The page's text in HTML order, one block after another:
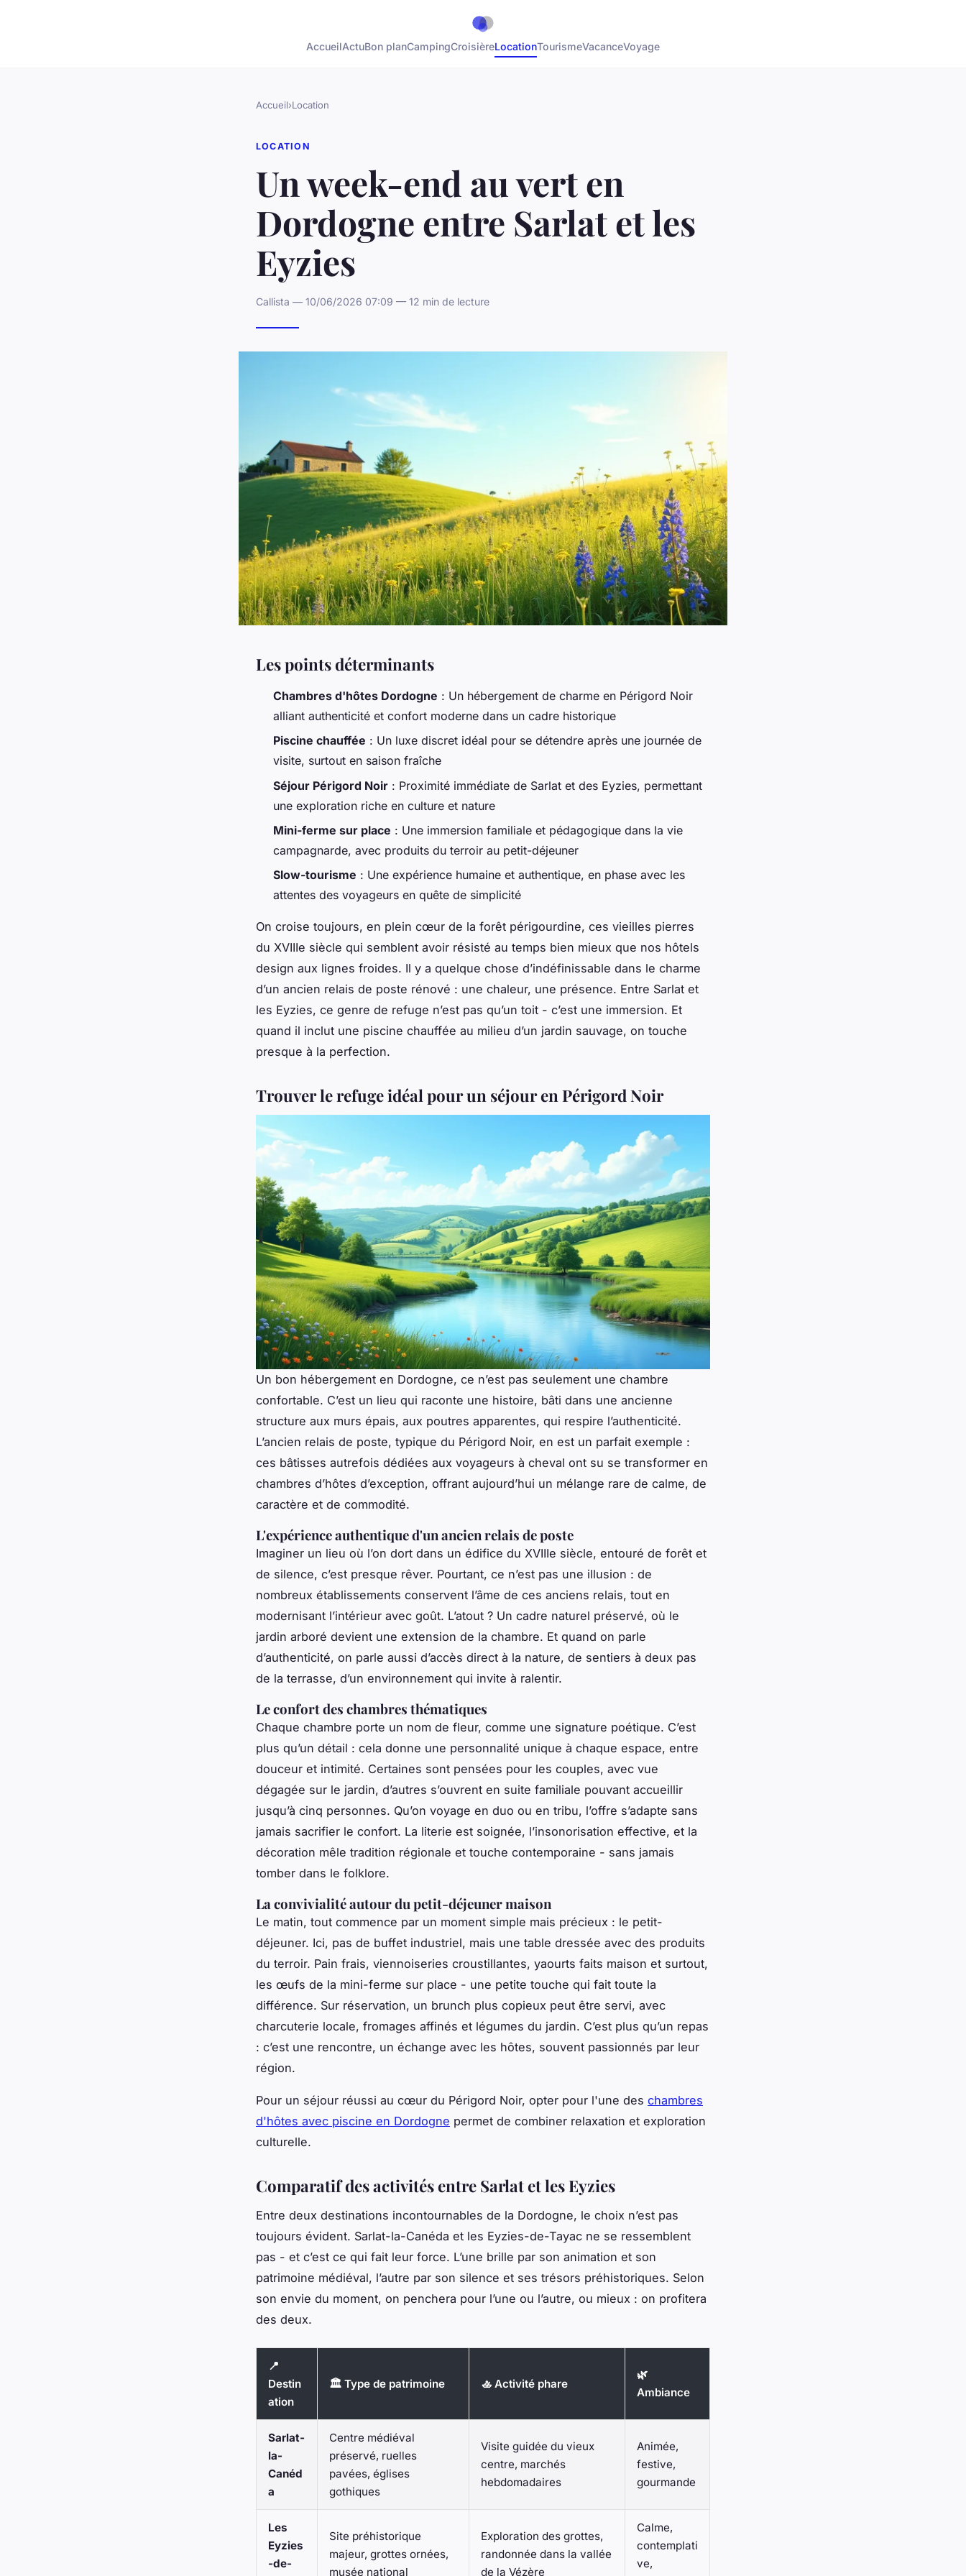
AccueilActuBon planCampingCroisièreLocationTourismeVacanceVoyage
Accueil›Location
LOCATION
Un week-end au vert en
Dordogne entre Sarlat et les
Eyzies
Callista — 10/06/2026 07:09 — 12 min de lecture
Les points déterminants
Chambres d'hôtes Dordogne : Un hébergement de charme en Périgord Noir
alliant authenticité et confort moderne dans un cadre historique
Piscine chauffée : Un luxe discret idéal pour se détendre après une journée de
visite, surtout en saison fraîche
Séjour Périgord Noir : Proximité immédiate de Sarlat et des Eyzies, permettant
une exploration riche en culture et nature
Mini-ferme sur place : Une immersion familiale et pédagogique dans la vie
campagnarde, avec produits du terroir au petit-déjeuner
Slow-tourisme : Une expérience humaine et authentique, en phase avec les
attentes des voyageurs en quête de simplicité
On croise toujours, en plein cœur de la forêt périgourdine, ces vieilles pierres
du XVIIIe siècle qui semblent avoir résisté au temps bien mieux que nos hôtels
design aux lignes froides. Il y a quelque chose d’indéfinissable dans le charme
d’un ancien relais de poste rénové : une chaleur, une présence. Entre Sarlat et
les Eyzies, ce genre de refuge n’est pas qu’un toit - c’est une immersion. Et
quand il inclut une piscine chauffée au milieu d’un jardin sauvage, on touche
presque à la perfection.
Trouver le refuge idéal pour un séjour en Périgord Noir
Un bon hébergement en Dordogne, ce n’est pas seulement une chambre
confortable. C’est un lieu qui raconte une histoire, bâti dans une ancienne
structure aux murs épais, aux poutres apparentes, qui respire l’authenticité.
L’ancien relais de poste, typique du Périgord Noir, en est un parfait exemple :
ces bâtisses autrefois dédiées aux voyageurs à cheval ont su se transformer en
chambres d’hôtes d’exception, offrant aujourd’hui un mélange rare de calme, de
caractère et de commodité.
L'expérience authentique d'un ancien relais de poste
Imaginer un lieu où l’on dort dans un édifice du XVIIIe siècle, entouré de forêt et
de silence, c’est presque rêver. Pourtant, ce n’est pas une illusion : de
nombreux établissements conservent l’âme de ces anciens relais, tout en
modernisant l’intérieur avec goût. L’atout ? Un cadre naturel préservé, où le
jardin arboré devient une extension de la chambre. Et quand on parle
d’authenticité, on parle aussi d’accès direct à la nature, de sentiers à deux pas
de la terrasse, d’un environnement qui invite à ralentir.
Le confort des chambres thématiques
Chaque chambre porte un nom de fleur, comme une signature poétique. C’est
plus qu’un détail : cela donne une personnalité unique à chaque espace, entre
douceur et intimité. Certaines sont pensées pour les couples, avec vue
dégagée sur le jardin, d’autres s’ouvrent en suite familiale pouvant accueillir
jusqu’à cinq personnes. Qu’on voyage en duo ou en tribu, l’offre s’adapte sans
jamais sacrifier le confort. La literie est soignée, l’insonorisation effective, et la
décoration mêle tradition régionale et touche contemporaine - sans jamais
tomber dans le folklore.
La convivialité autour du petit-déjeuner maison
Le matin, tout commence par un moment simple mais précieux : le petit-
déjeuner. Ici, pas de buffet industriel, mais une table dressée avec des produits
du terroir. Pain frais, viennoiseries croustillantes, yaourts faits maison et surtout,
les œufs de la mini-ferme sur place - une petite touche qui fait toute la
différence. Sur réservation, un brunch plus copieux peut être servi, avec
charcuterie locale, fromages affinés et légumes du jardin. C’est plus qu’un repas
: c’est une rencontre, un échange avec les hôtes, souvent passionnés par leur
région.
Pour un séjour réussi au cœur du Périgord Noir, opter pour l'une des chambres
d'hôtes avec piscine en Dordogne permet de combiner relaxation et exploration
culturelle.
Comparatif des activités entre Sarlat et les Eyzies
Entre deux destinations incontournables de la Dordogne, le choix n’est pas
toujours évident. Sarlat-la-Canéda et les Eyzies-de-Tayac ne se ressemblent
pas - et c’est ce qui fait leur force. L’une brille par son animation et son
patrimoine médiéval, l’autre par son silence et ses trésors préhistoriques. Selon
son envie du moment, on penchera pour l’une ou l’autre, ou mieux : on profitera
des deux.
📍
Destin
ation
🏛️ Type de patrimoine 🚣 Activité phare
🌿
Ambiance
Sarlat-
la-
Canéd
a
Centre médiéval
préservé, ruelles
pavées, églises
gothiques
Visite guidée du vieux
centre, marchés
hebdomadaires
Animée,
festive,
gourmande
Les
Eyzies
-de-
Site préhistorique
majeur, grottes ornées,
musée national
Exploration des grottes,
randonnée dans la vallée
de la Vézère
Calme,
contemplati
ve,